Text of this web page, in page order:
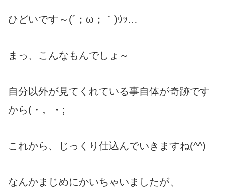
ひどいです～(´；ω；｀)ｳｯ…
まっ、こんなもんでしょ～
自分以外が見てくれている事自体が奇跡です
から(・。・;
これから、じっくり仕込んでいきますね(^^)
なんかまじめにかいちゃいましたが、